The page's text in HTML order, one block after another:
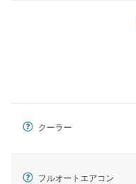
クーラー
フルオートエアコン